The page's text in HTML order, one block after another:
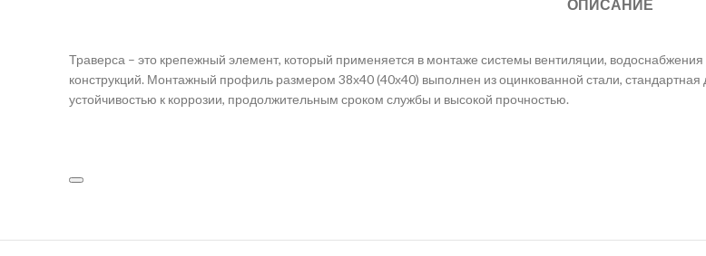
ОПИСАНИЕ
Траверса – это крепежный элемент, который применяется в монтаже системы вентиляции,
конструкций. Монтажный профиль размером 38х40 (40х40) выполнен из оцинкованной стали,
устойчивостью к коррозии, продолжительным сроком службы и высокой прочностью.